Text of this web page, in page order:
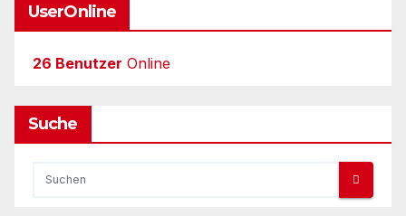
UserOnline
26 Benutzer Online
Suche